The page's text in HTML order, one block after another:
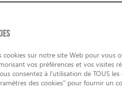
pédagogie et
cookies sur notre site Web pour vous
vos préférences et vos visites
consentez à l'utilisation de TOUS
des cookies" pour fournir un